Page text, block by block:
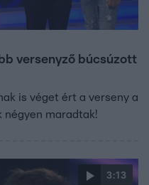
versenyző búcsúzott
is véget ért a verseny a
négyen maradtak!
3:13